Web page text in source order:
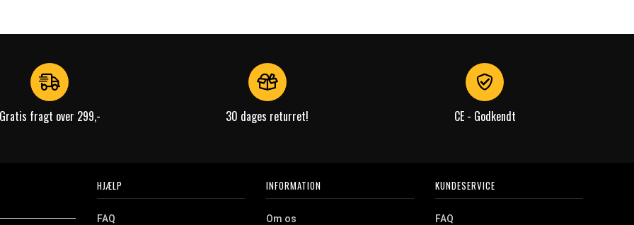
Gratis fragt over 299,- 30 dages returret! CE - Godkendt
HJÆLP
FAQ
INFORMATION
Om os
KUNDESERVICE
FAQ